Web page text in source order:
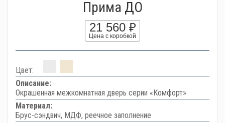
Прима ДО
21 560 ₽
Цена с коробкой
Цвет:
Описание:
Окрашенная межкомнатная дверь серии «Комфорт»
Материал:
Брус-сэндвич, МДФ, реечное заполнение